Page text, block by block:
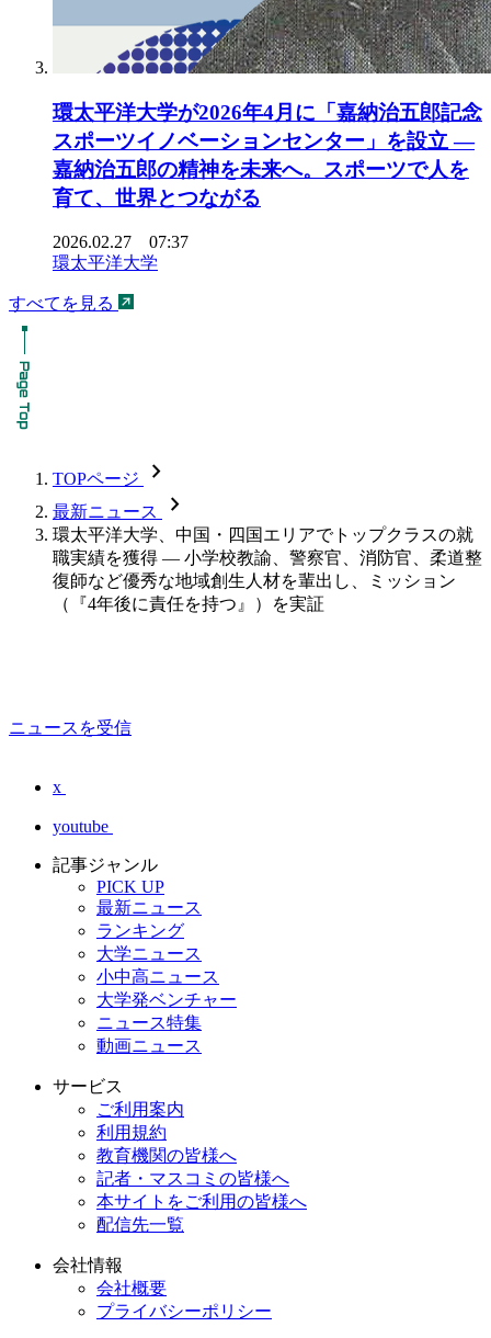
環太平洋大学が2026年4月に「嘉納治五郎記念
スポーツイノベーションセンター」を設立 ―
嘉納治五郎の精神を未来へ。スポーツで人を
育て、世界とつながる
2026.02.27 07:37
環太平洋大学
すべてを見る
TOPページ chevron_forward
最新ニュース chevron_forward
環太平洋大学、中国・四国エリアでトップクラスの就
職実績を獲得 ― 小学校教諭、警察官、消防官、柔道整
復師など優秀な地域創生人材を輩出し、ミッション
（『4年後に責任を持つ』）を実証
ニュースを受信
x
youtube
記事ジャンル
PICK UP
最新ニュース
ランキング
大学ニュース
小中高ニュース
大学発ベンチャー
ニュース特集
動画ニュース
サービス
ご利用案内
利用規約
教育機関の皆様へ
記者・マスコミの皆様へ
本サイトをご利用の皆様へ
配信先一覧
会社情報
会社概要
プライバシーポリシー